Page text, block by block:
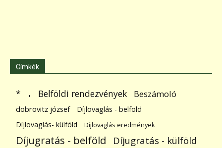
Címkék
* . Belföldi rendezvények Beszámoló
dobrovitz józsef
Díjlovaglás - belföld
Díjlovaglás- külföld
Díjlovaglás eredmények
Díjugratás - belföld Díjugratás - külföld